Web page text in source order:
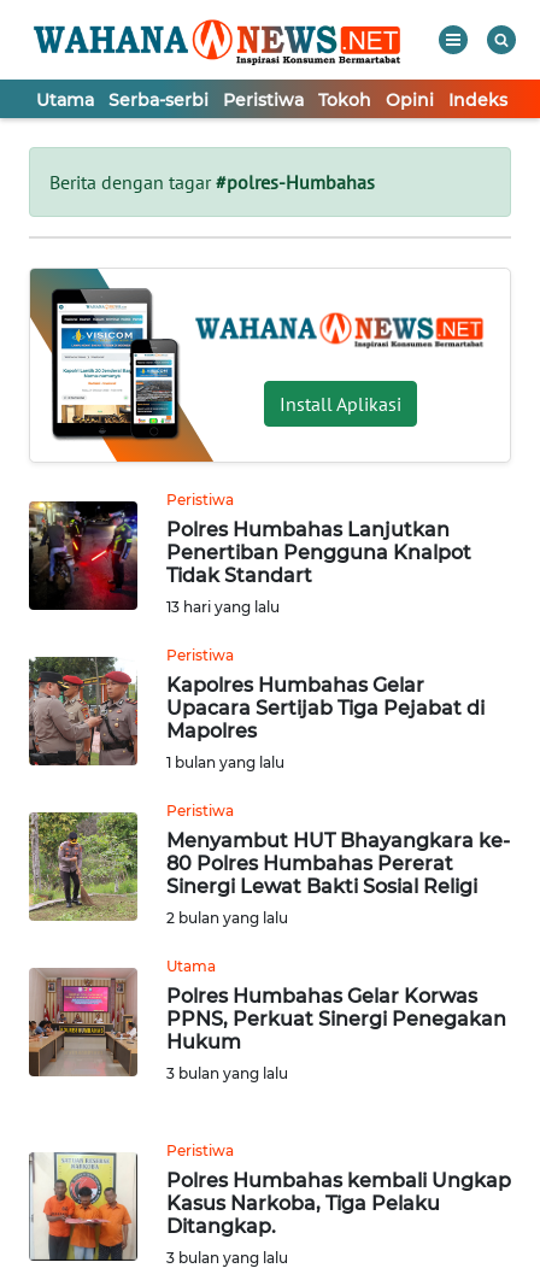
Utama Serba-serbi Peristiwa Tokoh Opini Indeks
Berita dengan tagar#polres-Humbahas
Install Aplikasi
Peristiwa
Polres Humbahas Lanjutkan
Penertiban Pengguna Knalpot
Tidak Standart
13 hari yang lalu
Peristiwa
Kapolres Humbahas Gelar
Upacara Sertijab Tiga Pejabat di
Mapolres
1 bulan yang lalu
Peristiwa
Menyambut HUT Bhayangkara ke-
80 Polres Humbahas Pererat
Sinergi Lewat Bakti Sosial Religi
2 bulan yang lalu
Utama
Polres Humbahas Gelar Korwas
PPNS, Perkuat Sinergi Penegakan
Hukum
3 bulan yang lalu
Peristiwa
Polres Humbahas kembali Ungkap
Kasus Narkoba, Tiga Pelaku
Ditangkap.
3 bulan yang lalu
Tutup
UTAMA
SERBA-
SERBI
PERISTIWA
TOKOH
OPINI
INDEKS
BERITA
KONTAK
KAMI
INFO
IKLAN
TENTANG
PEDOMAN
MEDIA
SIBER
KARIR
DISCLAIMER